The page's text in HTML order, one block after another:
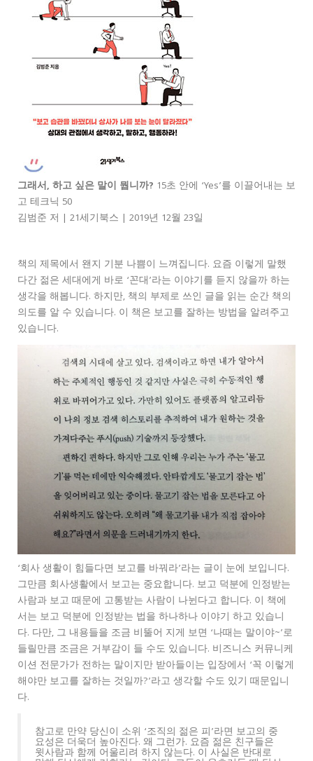
그래서, 하고 싶은 말이 뭡니까? 15초 안에 ‘Yes’를 이끌어내는 보
고 테크닉 50
김범준 저 | 21세기북스 | 2019년 12월 23일
책의 제목에서 왠지 기분 나쁨이 느껴집니다. 요즘 이렇게 말했
다간 젊은 세대에게 바로 ‘꼰대’라는 이야기를 듣지 않을까 하는
생각을 해봅니다. 하지만, 책의 부제로 쓰인 글을 읽는 순간 책의
의도를 알 수 있습니다. 이 책은 보고를 잘하는 방법을 알려주고
있습니다.
‘회사 생활이 힘들다면 보고를 바꿔라’라는 글이 눈에 보입니다.
그만큼 회사생활에서 보고는 중요합니다. 보고 덕분에 인정받는
사람과 보고 때문에 고통받는 사람이 나뉜다고 합니다. 이 책에
서는 보고 덕분에 인정받는 법을 하나하나 이야기 하고 있습니
다. 다만, 그 내용들을 조금 비뚤어 지게 보면 ‘나때는 말이야~’로
들릴만큼 조금은 거부감이 들 수도 있습니다. 비즈니스 커뮤니케
이션 전문가가 전하는 말이지만 받아들이는 입장에서 ‘꼭 이렇게
해야만 보고를 잘하는 것일까?’라고 생각할 수도 있기 때문입니
다.
참고로 만약 당신이 소위 ‘조직의 젊은 피’라면 보고의 중
요성은 더욱더 높아진다. 왜 그런가. 요즘 젊은 친구들은
윗사람과 함께 어울리려 하지 않는다. 이 사실은 반대로